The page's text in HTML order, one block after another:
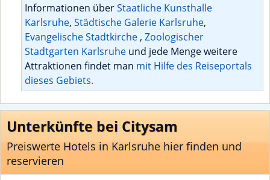
Informationen überStaatliche Kunsthalle
Karlsruhe, Städtische Galerie Karlsruhe,
Evangelische Stadtkirche , Zoologischer
Stadtgarten Karlsruhe und jede Menge weitere
Attraktionen findet man mit Hilfe des Reiseportals
dieses Gebiets.
Unterkünfte bei Citysam
Preiswerte Hotels in Karlsruhe hier finden und
reservieren